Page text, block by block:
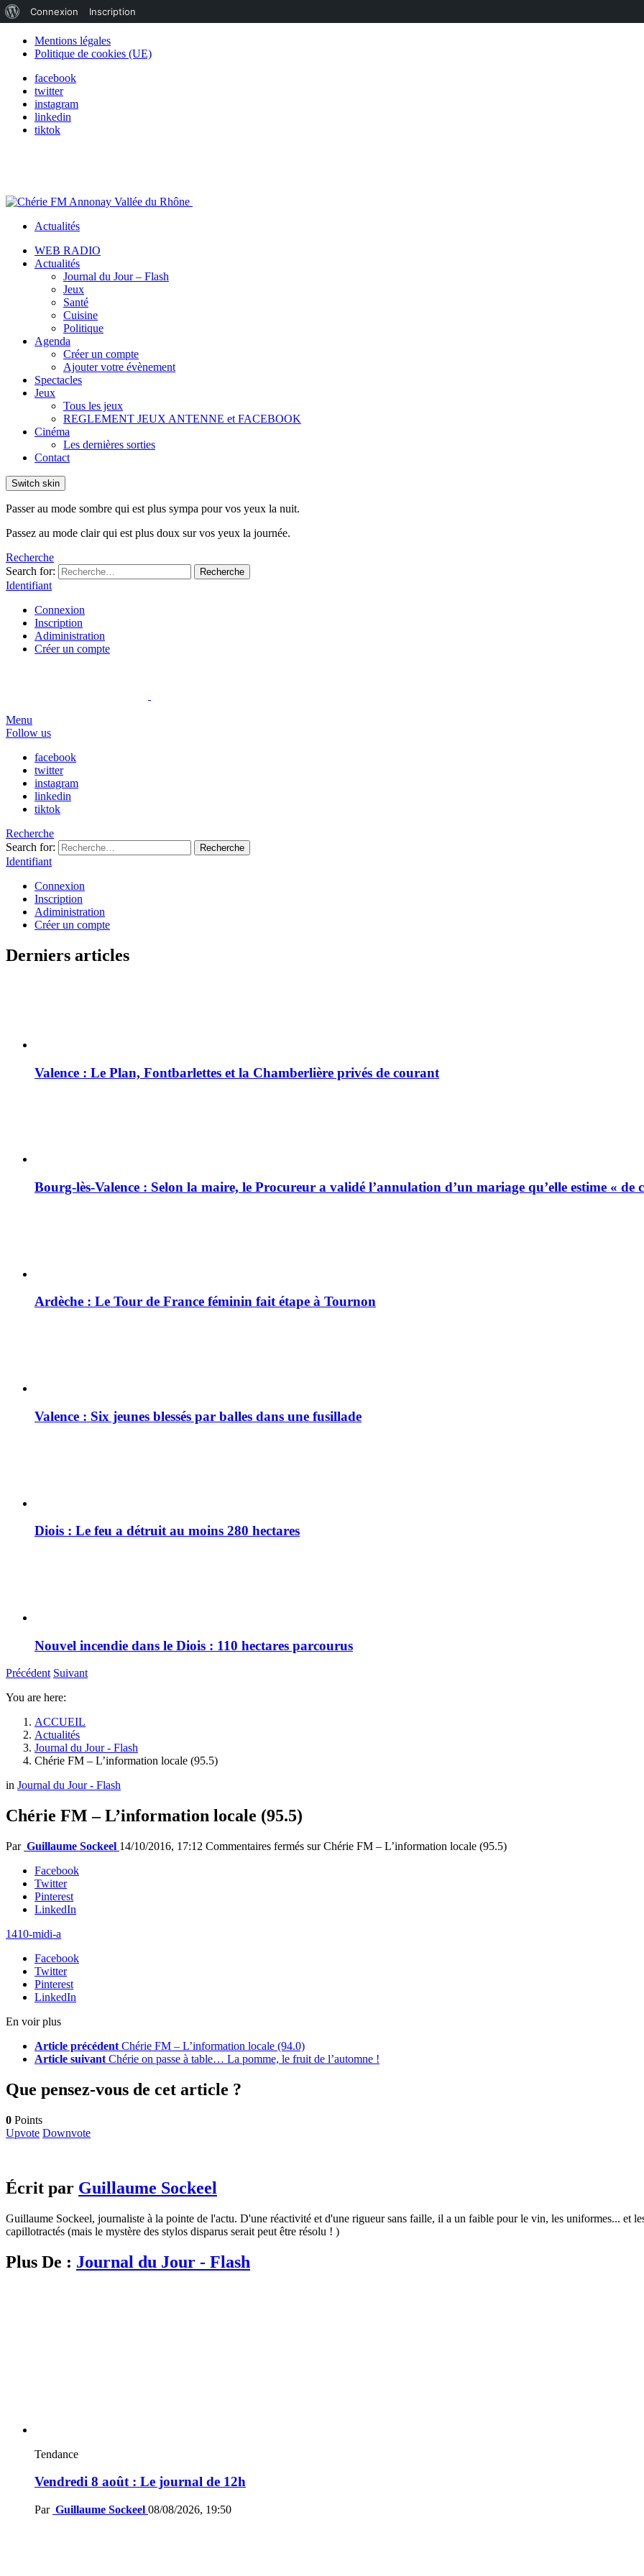
Mentions légales
Politique de cookies (UE)
facebook
twitter
instagram
linkedin
tiktok
Actualités
WEB RADIO
Actualités
Journal du Jour – Flash
Jeux
Santé
Cuisine
Politique
Agenda
Créer un compte
Ajouter votre évènement
Spectacles
Jeux
Tous les jeux
REGLEMENT JEUX ANTENNE et FACEBOOK
Cinéma
Les dernières sorties
Contact
Switch skin
Passer au mode sombre qui est plus sympa pour vos yeux la nuit.
Passez au mode clair qui est plus doux sur vos yeux la journée.
Recherche
Search for:
Recherche
Identifiant
Connexion
Inscription
Adiministration
Créer un compte
Menu
Follow us
facebook
twitter
instagram
linkedin
tiktok
Recherche
Search for:
Recherche
Identifiant
Connexion
Inscription
Adiministration
Créer un compte
Derniers articles
Valence : Le Plan, Fontbarlettes et la Chamberlière privés de courant
Bourg-lès-Valence : Selon la maire, le Procureur a validé l’annulation d’un mariage qu’elle estime « de
Ardèche : Le Tour de France féminin fait étape à Tournon
Valence : Six jeunes blessés par balles dans une fusillade
Diois : Le feu a détruit au moins 280 hectares
Nouvel incendie dans le Diois : 110 hectares parcourus
Précédent Suivant
You are here:
ACCUEIL
Actualités
Journal du Jour - Flash
Chérie FM – L’information locale (95.5)
in Journal du Jour - Flash
Chérie FM – L’information locale (95.5)
Par Guillaume Sockeel 14/10/2016, 17:12 Commentaires fermés sur Chérie FM – L’information locale (95.5)
Facebook
Twitter
Pinterest
LinkedIn
1410-midi-a
Facebook
Twitter
Pinterest
LinkedIn
En voir plus
Article précédent Chérie FM – L’information locale (94.0)
Article suivant Chérie on passe à table… La pomme, le fruit de l’automne !
Que pensez-vous de cet article ?
0 Points
Upvote Downvote
Écrit par Guillaume Sockeel
Guillaume Sockeel, journaliste à la pointe de l'actu. D'une réactivité et d'une rigueur sans faille, il a un faible pour le vin, les uniformes... et
capillotractés (mais le mystère des stylos disparus serait peut être résolu ! )
Plus De : Journal du Jour - Flash
Tendance
Vendredi 8 août : Le journal de 12h
Par Guillaume Sockeel 08/08/2026, 19:50
de
WordPress
Connexion Inscription